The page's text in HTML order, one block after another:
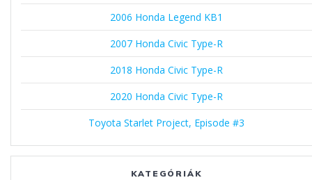
2006 Honda Legend KB1
2007 Honda Civic Type-R
2018 Honda Civic Type-R
2020 Honda Civic Type-R
Toyota Starlet Project, Episode #3
KATEGÓRIÁK